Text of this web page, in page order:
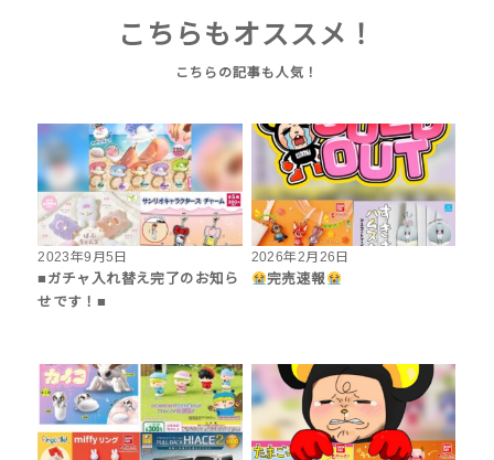
こちらもオススメ！
2023年9月5日
■ガチャ入れ替え完了のお知ら
せです！■
2026年2月26日
完売速報